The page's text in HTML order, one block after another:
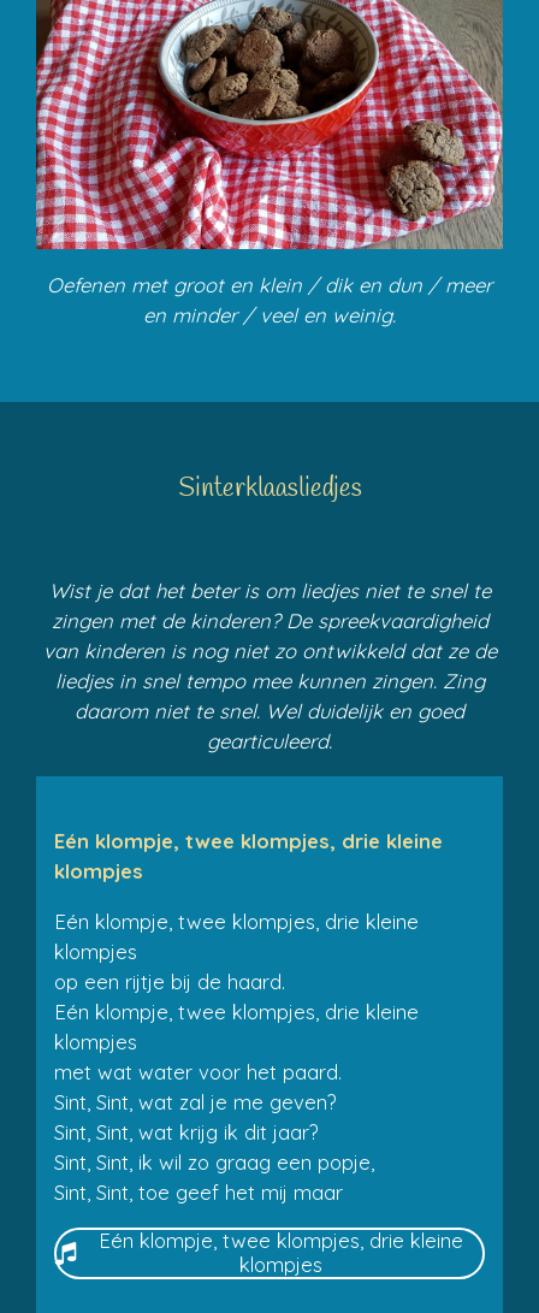
Oefenen met groot en klein / dik en dun / meer
en minder / veel en weinig.
Sinterklaasliedjes
Wist je dat het beter is om liedjes niet te snel te
zingen met de kinderen? De spreekvaardigheid
van kinderen is nog niet zo ontwikkeld dat ze de
liedjes in snel tempo mee kunnen zingen. Zing
daarom niet te snel. Wel duidelijk en goed
gearticuleerd.
Eén klompje, twee klompjes, drie kleine
klompjes
Eén klompje, twee klompjes, drie kleine
klompjes
op een rijtje bij de haard.
Eén klompje, twee klompjes, drie kleine
klompjes
met wat water voor het paard.
Sint, Sint, wat zal je me geven?
Sint, Sint, wat krijg ik dit jaar?
Sint, Sint, ik wil zo graag een popje,
Sint, Sint, toe geef het mij maar
Eén klompje, twee klompjes, drie kleine
klompjes